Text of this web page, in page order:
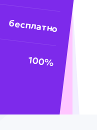
бесплатно
100%